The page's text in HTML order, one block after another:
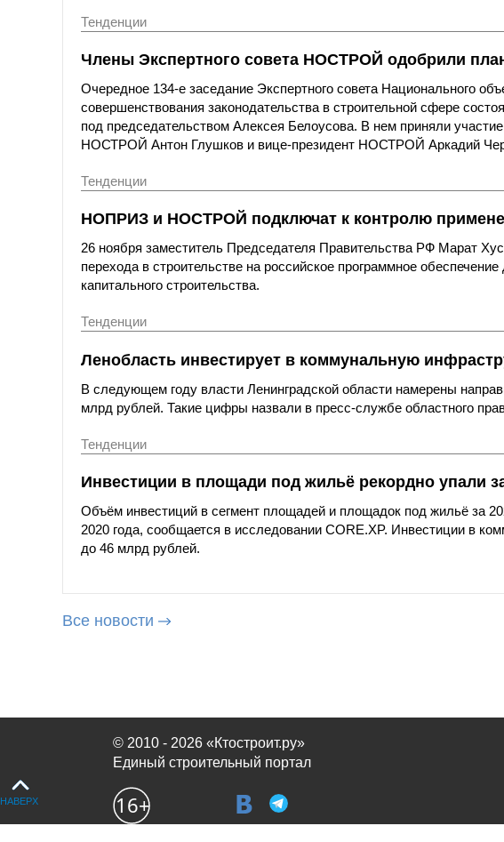
Тенденции
Члены Экспертного совета НОСТРОЙ одобрили
Очередное 134-е заседание Экспертного совета Национального
совершенствования законодательства в строительной сфере
под председательством Алексея Белоусова. В нем приняли
НОСТРОЙ Антон Глушков и вице-президент НОСТРОЙ Аркадий
Тенденции
НОПРИЗ и НОСТРОЙ подключат к контролю
26 ноября заместитель Председателя Правительства РФ Марат
перехода в строительстве на российское программное
капитального строительства.
Тенденции
Ленобласть инвестирует в коммунальную
В следующем году власти Ленинградской области намерены
млрд рублей. Такие цифры назвали в пресс-службе областного
Тенденции
Инвестиции в площади под жильё рекордно упали
Объём инвестиций в сегмент площадей и площадок под жильё за
2020 года, сообщается в исследовании CORE.XP. Инвестиции в
до 46 млрд рублей.
Все новости
© 2010 - 2026 «Ктостроит.ру»
Единый строительный портал
НАВЕРХ